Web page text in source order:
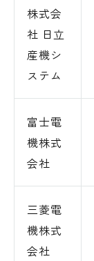
株式会
社 日立
産機シ
ステム
富士電
機株式
会社
三菱電
機株式
会社